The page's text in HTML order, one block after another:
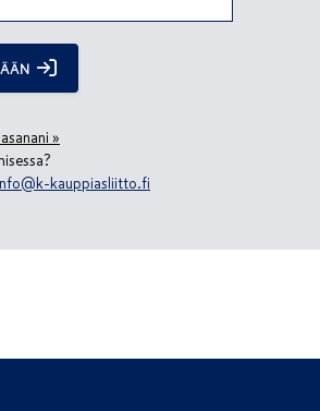
»
kauppiasliitto.fi